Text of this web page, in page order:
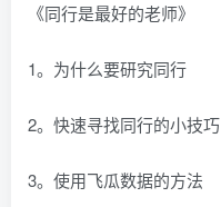
《同行是最好的老师》
1。为什么要研究同行
2。快速寻找同行的小技巧
3。使用飞瓜数据的方法